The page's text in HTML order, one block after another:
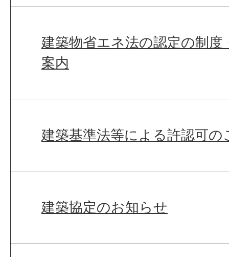
建築物省エネ法の認定の制度
案内
建築基準法等による許認可の
建築協定のお知らせ